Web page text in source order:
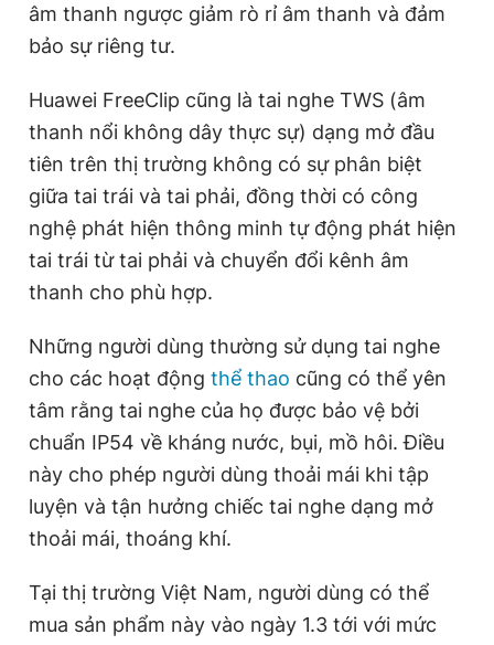
âm thanh ngược giảm rò rỉ âm thanh và đảm
bảo sự riêng tư.
Huawei FreeClip cũng là tai nghe TWS (âm
thanh nổi không dây thực sự) dạng mở đầu
tiên trên thị trường không có sự phân biệt
giữa tai trái và tai phải, đồng thời có công
nghệ phát hiện thông minh tự động phát hiện
tai trái từ tai phải và chuyển đổi kênh âm
thanh cho phù hợp.
Những người dùng thường sử dụng tai nghe
cho các hoạt động thể thao cũng có thể yên
tâm rằng tai nghe của họ được bảo vệ bởi
chuẩn IP54 về kháng nước, bụi, mồ hôi. Điều
này cho phép người dùng thoải mái khi tập
luyện và tận hưởng chiếc tai nghe dạng mở
thoải mái, thoáng khí.
Tại thị trường Việt Nam, người dùng có thể
mua sản phẩm này vào ngày 1.3 tới với mức